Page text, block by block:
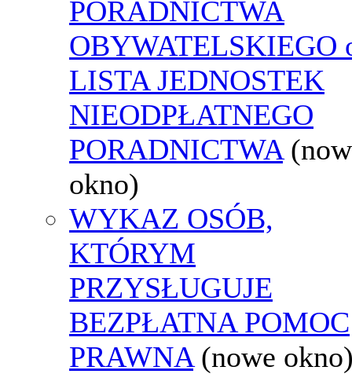
PORADNICTWA
OBYWATELSKIEGO
LISTA JEDNOSTEK
NIEODPŁATNEGO
PORADNICTWA
okno)
WYKAZ OSÓB,
KTÓRYM
PRZYSŁUGUJE
BEZPŁATNA POMOC
PRAWNA (nowe